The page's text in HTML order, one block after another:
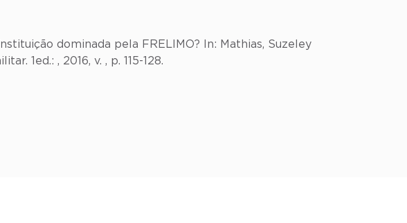
dominada pela FRELIMO? In: Mathias, Suzeley
1ed.: , 2016, v. , p. 115-128.